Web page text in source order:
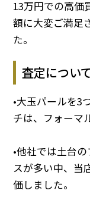
13万円での高価
額に大変ご満足
た。
査定につい
•大玉パールを3
チは、フォーマ
•他社では土台
スが多い中、当
価しました。